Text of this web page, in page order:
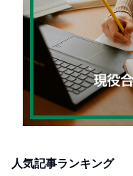
人気記事ランキング